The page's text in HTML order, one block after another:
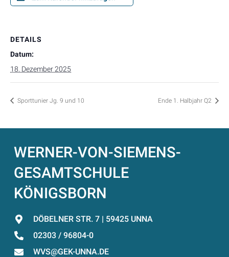
DETAILS
Datum:
18. Dezember 2025
Sporttunier Jg. 9 und 10 Ende 1. Halbjahr Q2
WERNER-VON-SIEMENS-
GESAMTSCHULE
KÖNIGSBORN
DÖBELNER STR. 7 | 59425 UNNA
02303 / 96804-0
WVS@GEK-UNNA.DE